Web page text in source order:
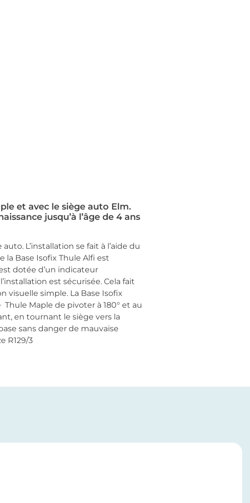
et avec le siège auto Elm.
jusqu’à l’âge de 4 ans
L’installation se fait à l’aide du
la Base Isofix Thule Alfi est
dotée d’un indicateur
est sécurisée. Cela fait
visuelle simple. La Base Isofix
Maple de pivoter à 180° et au
en tournant le siège vers la
sans danger de mauvaise
R129/3